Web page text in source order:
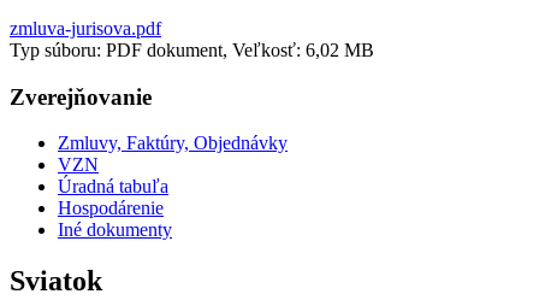
zmluva-jurisova.pdf
Typ súboru: PDF dokument, Veľkosť: 6,02 MB
Zverejňovanie
Zmluvy, Faktúry, Objednávky
VZN
Úradná tabuľa
Hospodárenie
Iné dokumenty
Sviatok